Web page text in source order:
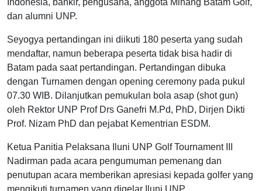
Indonesia, bankir, pengusaha, anggota Minang Batam Golf,
dan alumni UNP.
Seyogya pertandingan ini diikuti 180 peserta yang sudah
mendaftar, namun beberapa peserta tidak bisa hadir di
Batam pada saat pertandingan. Pertandingan dibuka
dengan Turnamen dengan opening ceremony pada pukul
07.30 WIB. Dilanjutkan pemukulan bola asap (shot gun)
oleh Rektor UNP Prof Drs Ganefri M.Pd, PhD, Dirjen Dikti
Prof. Nizam PhD dan pejabat Kementrian ESDM.
Ketua Panitia Pelaksana Iluni UNP Golf Tournament III
Nadirman pada acara pengumuman pemenang dan
penutupan acara memberikan apresiasi kepada golfer yang